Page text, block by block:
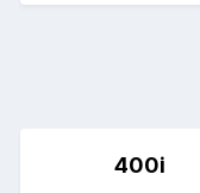
400i